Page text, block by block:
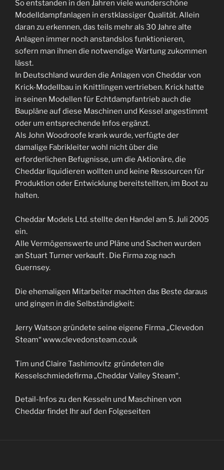
So entstanden in den Jahren viele wunderschöne
Modelldampfanlagen in erstklassiger Qualität. Allein
daran zu erkennen, das teils mehr als 30 Jahre alte
Anlagen immer noch anstandslos funktionieren,
sofern man ihnen die notwendige Wartung zukommen
lässt.
In Deutschland wurden die Anlagen von Cheddar von
Krick-Modellbau in Knittlingen vertrieben. Krick hatte
in seinen Modellen für Echtdampfantrieb auch die
Baupläne auf diese Maschinen und Kessel angestimmt
oder um entsprechende Infos ergänzt.
Als John Woodroofe krank wurde, verfügte der
damalige Fabrikleiter wohl nicht über die
erforderlichen Befugnisse, um die Aktionäre, die
Cheddar liquidieren wollten und keine Ressourcen für
Produktion oder Entwicklung bereitstellten, im Boot zu
halten.
Cheddar Models Ltd. stellte den Handel am 5. Juli 2005
ein.
Alle Vermögenswerte und Pläne und Sachen wurden
an Stuart Turner verkauft . Die Firma zog nach
Guernsey.
Die ehemaligen Mitarbeiter machten das Beste daraus
und gingen in die Selbständigkeit:
Jerry Watson gründete seine eigene Firma „Clevedon
Steam“ www.clevedonsteam.co.uk
Tim und Claire Tashimovitz gründeten die
Kesselschmiedefirma „Cheddar Valley Steam“.
Detail-Infos zu den Kesseln und Maschinen von
Cheddar findet Ihr auf den Folgeseiten